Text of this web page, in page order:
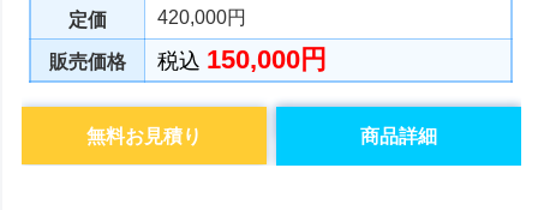
定価 420,000円
販売価格 税込 150,000円
商品詳細
無料お見積り